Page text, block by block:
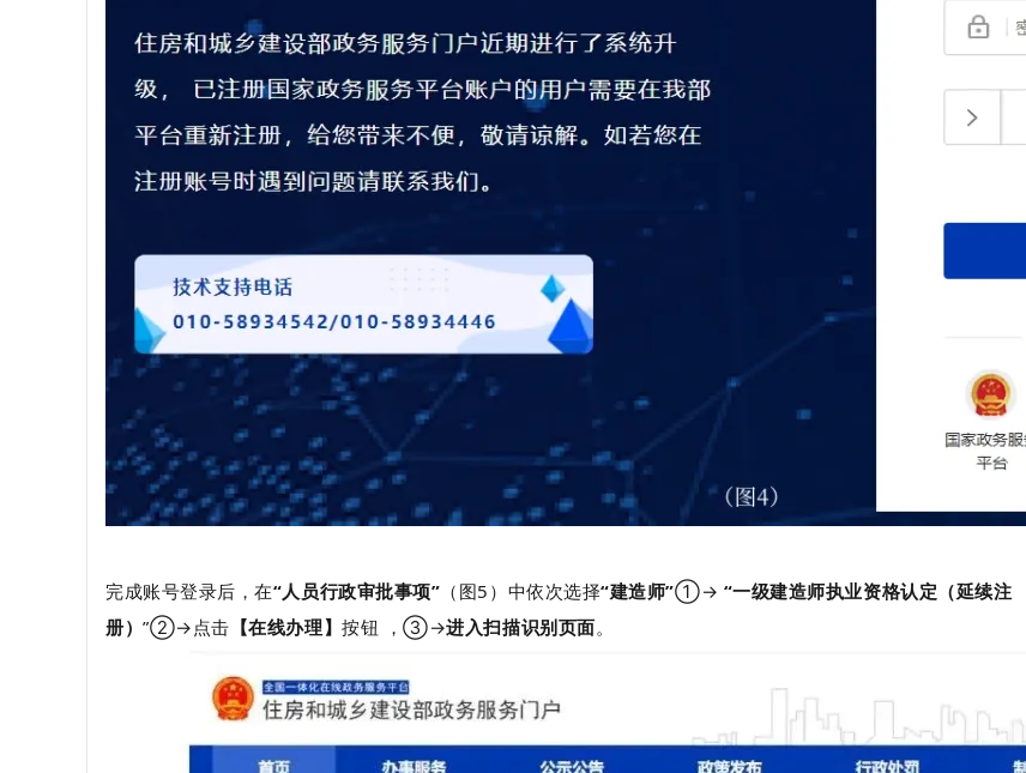
完成账号登录后，在“人员行政审批事项” （图5）中依次选择“建造师”①→ “一级建造师执业资格认定（延续注
册）”②→点击 【在线办理】按钮 ，③→进入扫描识别页面。